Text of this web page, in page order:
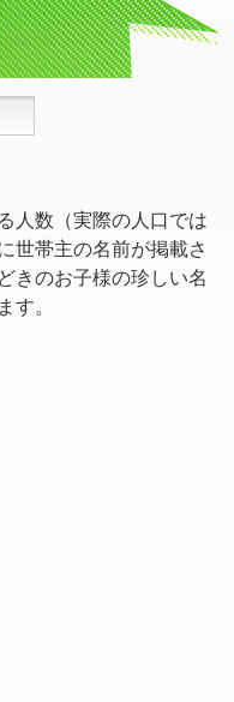
人数（実際の人口では
世帯主の名前が掲載さ
きのお子様の珍しい名
す。